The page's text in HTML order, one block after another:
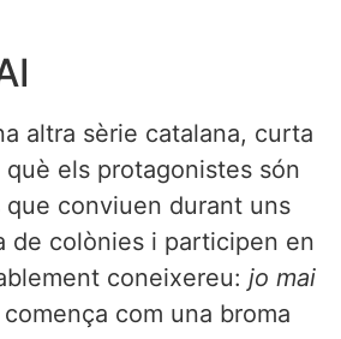
altra sèrie catalana, curta
els protagonistes són
conviuen durant uns
de colònies i participen en
coneixereu: jo mai
com una broma